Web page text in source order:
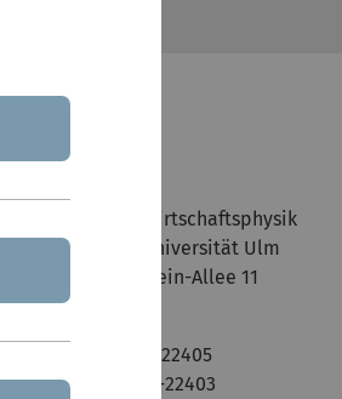
FS Physik/Wirtschaftsphysik
c/o StuVe Universität Ulm
Albert-Einstein-Allee 11
89069 Ulm
Tel: 0731/50-22405
Fax: 0731/50-22403